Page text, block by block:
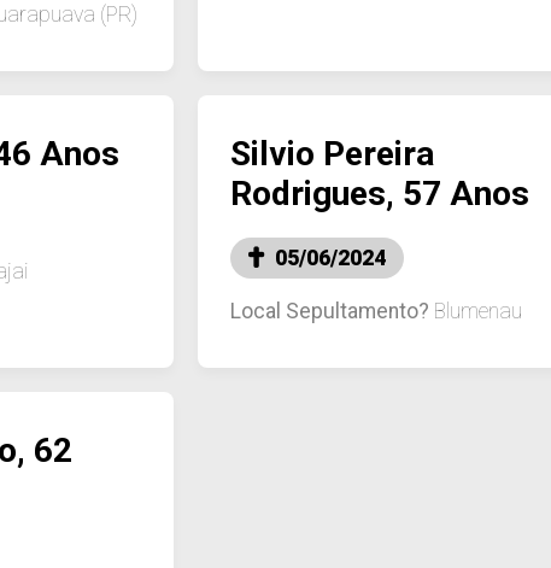
(PR)
Anos
Silvio Pereira
Rodrigues, 57 Anos
05/06/2024
Local Sepultamento? Blumenau
62